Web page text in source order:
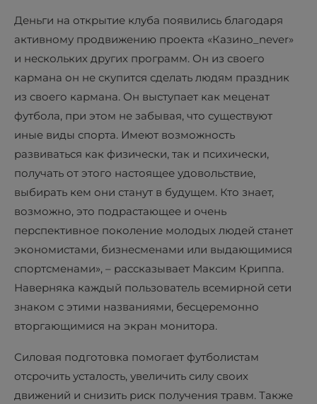
Деньги на открытие клуба появились благодаря
активному продвижению проекта «Казино_never»
и нескольких других программ. Он из своего
кармана он не скупится сделать людям праздник
из своего кармана. Он выступает как меценат
футбола, при этом не забывая, что существуют
иные виды спорта. Имеют возможность
развиваться как физически, так и психически,
получать от этого настоящее удовольствие,
выбирать кем они станут в будущем. Кто знает,
возможно, это подрастающее и очень
перспективное поколение молодых людей станет
экономистами, бизнесменами или выдающимися
спортсменами», – рассказывает Максим Криппа.
Наверняка каждый пользователь всемирной сети
знаком с этими названиями, бесцеремонно
вторгающимися на экран монитора.
Силовая подготовка помогает футболистам
отсрочить усталость, увеличить силу своих
движений и снизить риск получения травм. Также